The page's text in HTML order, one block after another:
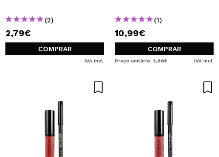
(2)
2,79€
COMPRAR
IVA Incl.
(1)
10,99€
COMPRAR
Preço unitário: 3,66€ IVA Incl.